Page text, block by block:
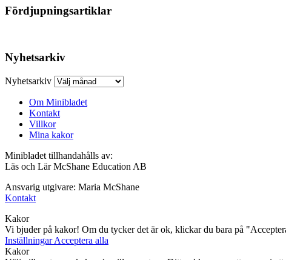
Fördjupningsartiklar
Nyhetsarkiv
Nyhetsarkiv
Om Minibladet
Kontakt
Villkor
Mina kakor
Minibladet tillhandahålls av:
Läs och Lär McShane Education AB
Ansvarig utgivare: Maria McShane
Kontakt
Kakor
Vi bjuder på kakor! Om du tycker det är ok, klickar du bara på
InställningarAcceptera alla
Kakor